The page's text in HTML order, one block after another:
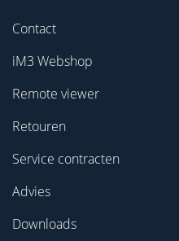
Contact
iM3 Webshop
Remote viewer
Retouren
Service contracten
Advies
Downloads